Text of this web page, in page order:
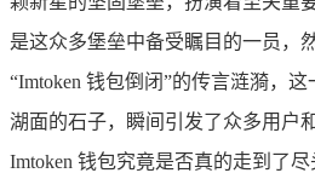
是这众多堡垒中备受瞩目的一员，
“Imtoken 钱包倒闭”的传言涟漪，
湖面的石子，瞬间引发了众多用户
Imtoken 钱包究竟是否真的走到了